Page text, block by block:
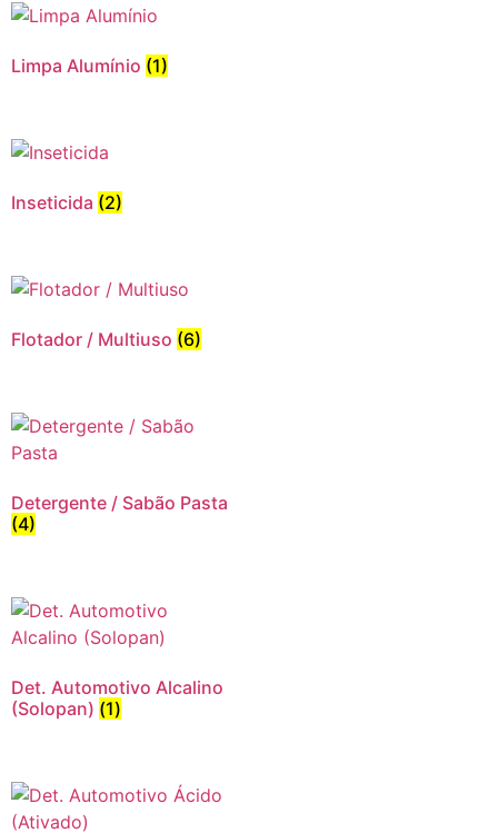
Limpa Alumínio (1)
Inseticida (2)
Flotador / Multiuso (6)
Detergente / Sabão Pasta
(4)
Det. Automotivo Alcalino
(Solopan) (1)